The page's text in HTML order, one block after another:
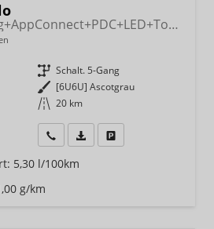
1.0 MPI Sitzheizung+AppConnect+PDC+LED+Touch+Lichtsensor+MultiLenkrad
Getriebe Schalt. 5-Gang
Außenfarbe [6U6U] Ascotgrau
Kilometerstand 20 km
Wir rufen Sie anFahrzeugexposé (PDF)
5,30 l/100km
g/km